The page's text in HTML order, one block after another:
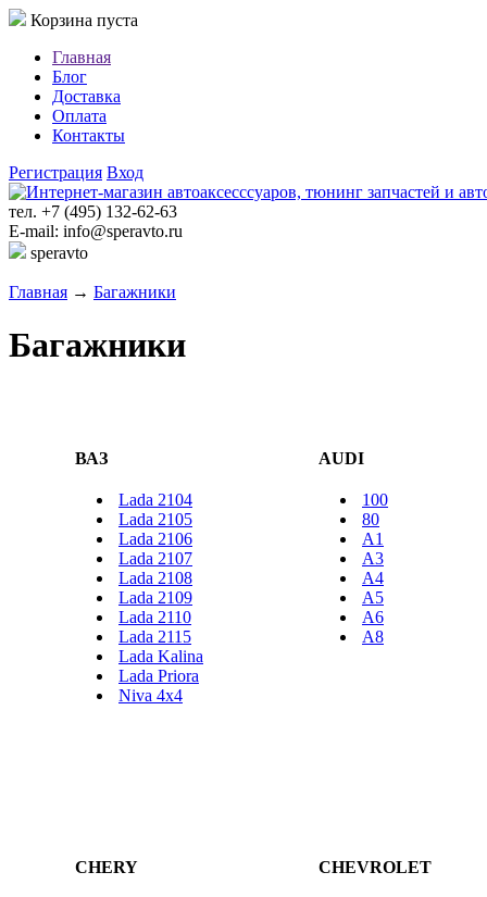
Корзина пуста
Главная
Блог
Доставка
Оплата
Контакты
Регистрация Вход
тел. +7 (495) 132-62-63
E-mail: info@speravto.ru
speravto
Главная → Багажники
Багажники
ВАЗ AUDI
Lada 2104
Lada 2105
Lada 2106
Lada 2107
Lada 2108
Lada 2109
Lada 2110
Lada 2115
Lada Kalina
Lada Priora
Niva 4x4
100
80
A1
A3
A4
A5
A6
A8
CHERY CHEVROLET